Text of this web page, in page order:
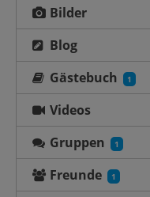
Bilder
Blog
Gästebuch
1
Videos
Gruppen
1
Freunde 1